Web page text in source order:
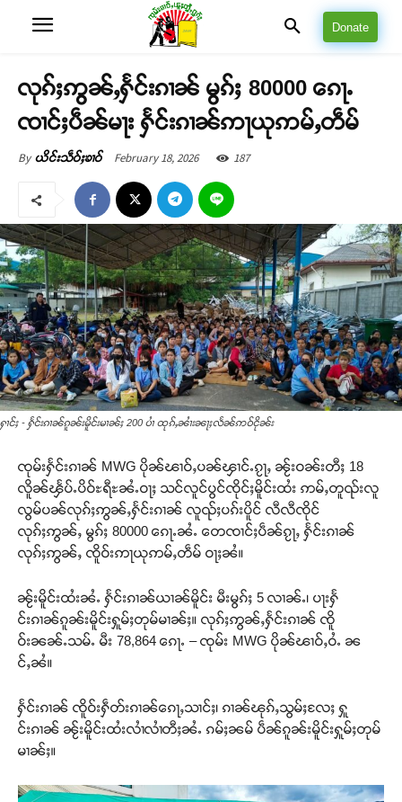
Donate
လုၵ်ႈဢွၼ်ႇႁႅင်းၵၢၼ် မွၵ်ႈ 80000 ၵေႃႉ
ၸၢင်ႈပဵၼ်မႃး ႁႅင်းၵၢၼ်ဢႃယုဢမ်ႇတဵမ်
By ယိင်းသဵဝ်ႈၶၢဝ် February 18, 2026 187
ႁၢင်ႈ - ႁႅင်းၵၢၼ်ၵူၼ်းမိူင်းမၢၼ်ႈ 200 ပၢႆ ထုၵ်ႇၼၢႆးၼႃႈလႅၼ်ဢဝ်ငိုၼ်း
ၸုမ်းႁႅင်းၵၢၼ် MWG ပိုၼ်ၽၢဝ်ႇပၼ်ၾၢင်ႉၵႂႃႇ ၼႂ်းဝၼ်းတီႈ 18
လိူၼ်ၾႅပ်ႉပိဝ်ႊရီႊၼႆႉဝႃႈ သင်လူင်ပွင်ၸိုင်ႈမိူင်းထႆး ဢမ်ႇတူၺ်းလူ
လွမ်ပၼ်လုၵ်ႈဢွၼ်ႇႁႅင်းၵၢၼ် လူၺ်ႈပၵ်းပိူင် လီလီၸိုင်
လုၵ်ႈဢွၼ်ႇ မွၵ်ႈ 80000 ၵေႃႉၼႆႉ တေၸၢင်ႈပဵၼ်ၵႂႃႇ ႁႅင်းၵၢၼ်
လုၵ်ႈဢွၼ်ႇ ၸိူဝ်းဢႃယုဢမ်ႇတဵမ် ဝႃႈၼႆ။
ၼႂ်းမိူင်းထႆးၼႆႉ ႁႅင်းၵၢၼ်ယၢၼ်မိူင်း မီးမွၵ်ႈ 5 လၢၼ်ႉ၊ ပႃးႁႅ
င်းၵၢၼ်ၵူၼ်းမိူင်းႁူမ်ႈတုမ်မၢၼ်ႈ။ လုၵ်ႈဢွၼ်ႇႁႅင်းၵၢၼ် ၸိူ
ဝ်းၼၼ်ႉသမ်ႉ မီး 78,864 ၵေႃႉ – ၸုမ်း MWG ပိုၼ်ၽၢဝ်ႇဝႆႉ ၼ
င်ႇၼႆ။
ႁႅင်းၵၢၼ် ၸိူဝ်းႁဵတ်းၵၢၼ်ၵေႃႇသၢင်ႈ၊ ၵၢၼ်ၽုၵ်ႇသွမ်ႈလႄႈ ႁူ
င်းၵၢၼ် ၼႂ်းမိူင်းထႆးလၢႆလၢႆတီႈၼႆႉ ၵမ်ႈၼမ် ပဵၼ်ၵူၼ်းမိူင်းႁူမ်ႈတုမ်
မၢၼ်ႈ။